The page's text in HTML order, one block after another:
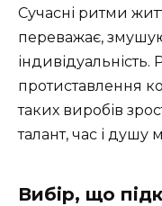
Сучасні ритми
переважає,
протиставлення
таких виробів
талант, час і душу
Вибір, що